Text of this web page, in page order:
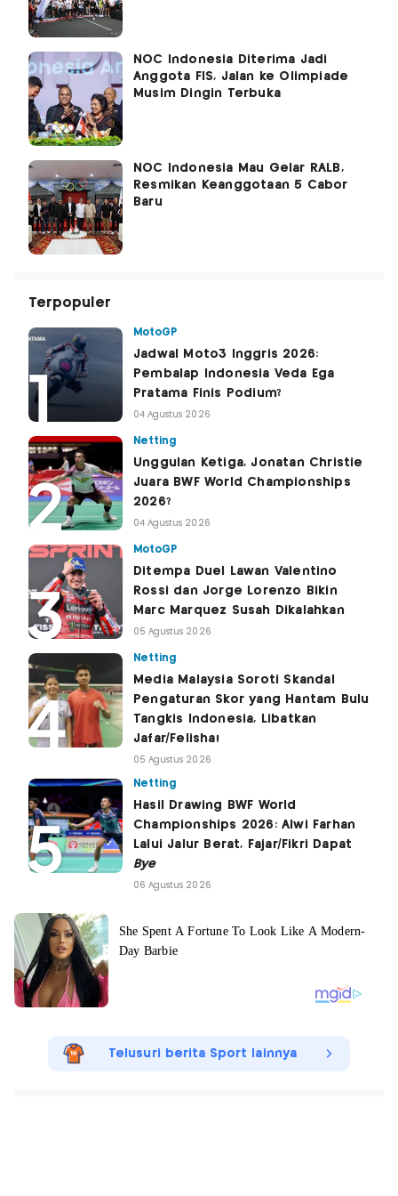
NOC Indonesia Diterima Jadi
Anggota FIS, Jalan ke Olimpiade
Musim Dingin Terbuka
NOC Indonesia Mau Gelar RALB,
Resmikan Keanggotaan 5 Cabor
Baru
Terpopuler
MotoGP
Jadwal Moto3 Inggris 2026:
Pembalap Indonesia Veda Ega
Pratama Finis Podium?
04 Agustus 2026
Netting
Unggulan Ketiga, Jonatan Christie
Juara BWF World Championships
2026?
04 Agustus 2026
MotoGP
Ditempa Duel Lawan Valentino
Rossi dan Jorge Lorenzo Bikin
Marc Marquez Susah Dikalahkan
05 Agustus 2026
Netting
Media Malaysia Soroti Skandal
Pengaturan Skor yang Hantam Bulu
Tangkis Indonesia, Libatkan
Jafar/Felisha!
05 Agustus 2026
Netting
Hasil Drawing BWF World
Championships 2026: Alwi Farhan
Lalui Jalur Berat, Fajar/Fikri Dapat
Bye
06 Agustus 2026
Telusuri berita Sport lainnya